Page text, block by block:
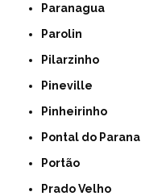
Paranagua
Parolin
Pilarzinho
Pineville
Pinheirinho
Pontal do Parana
Portão
Prado Velho